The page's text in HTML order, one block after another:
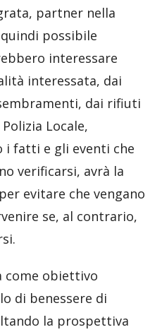
partner nella
possibile
interessare
interessata, dai
dai rifiuti
Locale,
i fatti e gli eventi che
verificarsi, avrà la
evitare che vengano
se, al contrario,
come obiettivo
di benessere di
la prospettiva